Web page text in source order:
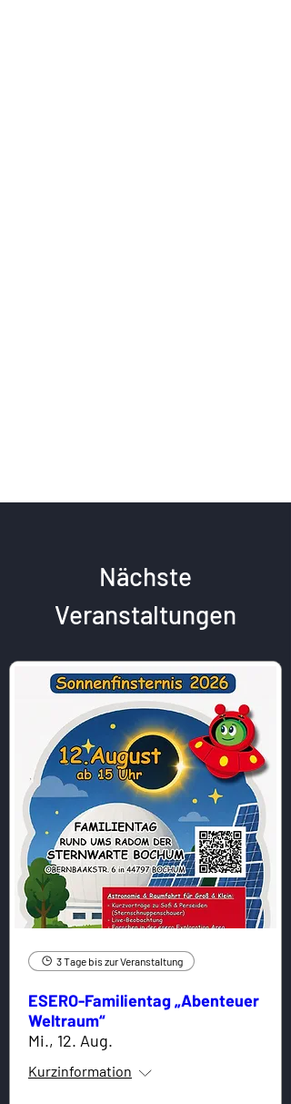
Nächste
Veranstaltungen
3 Tage bis zur Veranstaltung
ESERO-Familientag „Abenteuer
Weltraum“
Mi., 12. Aug.
Kurzinformation